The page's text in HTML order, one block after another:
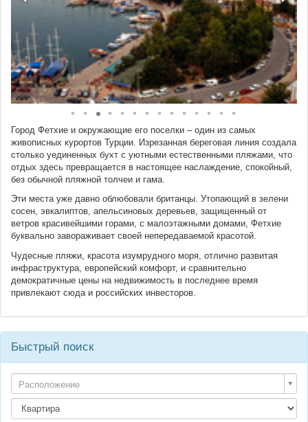
Город Фетхие и окружающие его поселки – один из самых
живописных курортов Турции. Изрезанная береговая линия создала
столько уединенных бухт с уютными естественными пляжами, что
отдых здесь превращается в настоящее наслаждение, спокойный,
без обычной пляжной толчеи и гама.
Эти места уже давно облюбовали британцы. Утопающий в зелени
сосен, эвкалиптов, апельсиновых деревьев, защищенный от
ветров красивейшими горами, с малоэтажными домами, Фетхие
буквально завораживает своей непередаваемой красотой.
Чудесные пляжи, красота изумрудного моря, отлично развитая
инфраструктура, европейский комфорт, и сравнительно
демократичные цены на недвижимость в последнее время
привлекают сюда и российских инвесторов.
Быстрый поиск
Расположение